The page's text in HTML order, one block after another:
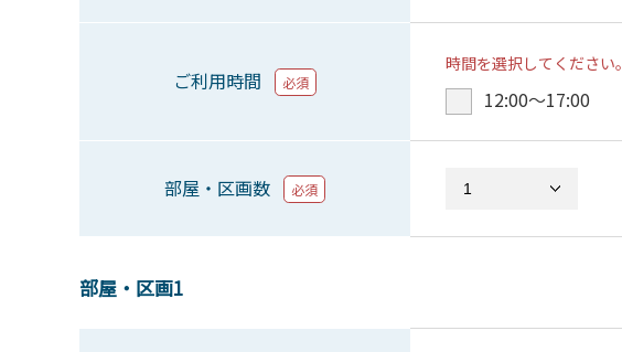
ご利用時間 必須
時間を選択してください。
12:00〜17:00
部屋・区画数 必須
部屋・区画1